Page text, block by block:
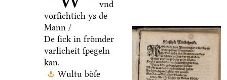
vnd
vorſichtich ys de
Mann /
De ſick in froͤmder
varlicheit ſpegeln
kan.
Wultu boͤſe